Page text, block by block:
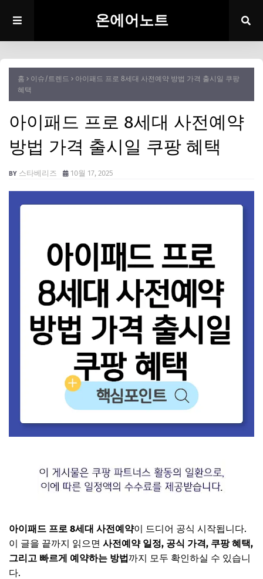
온에어노트
홈 이슈/트렌드
아이패드 프로 8세대 사전예약 방법 가격 출시일 쿠팡
혜택
아이패드 프로 8세대 사전예약
방법 가격 출시일 쿠팡 혜택
스타베리즈 10월 17, 2025
아이패드 프로 8세대 사전예약이 드디어 공식 시작됩니다.
이 글을 끝까지 읽으면 사전예약 일정, 공식 가격, 쿠팡 혜택,
그리고 빠르게 예약하는 방법까지 모두 확인하실 수 있습니
다.